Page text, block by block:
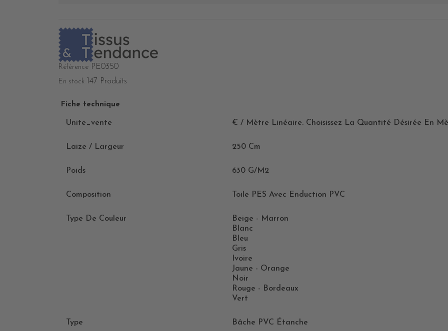
Référence PE0350
En stock 147 Produits
Fiche technique
Unite_vente € / Mètre Linéaire. Choisissez La Quantité Désirée En
Laize / Largeur 250 Cm
Poids 630 G/m2
Composition Toile PES Avec Enduction PVC
Type De Couleur
Beige - Marron
Blanc
Bleu
Gris
Ivoire
Jaune - Orange
Noir
Rouge - Bordeaux
Vert
Type Bâche PVC Étanche